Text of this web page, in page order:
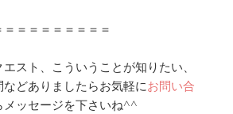
＝＝＝＝＝＝＝＝
スト、こういうことが知りたい、
などありましたらお気軽にお問い合
メッセージを下さいね^^